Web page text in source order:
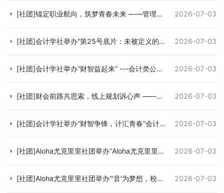
[社团]锚定职业航向，筑梦青春未来 ——管理学院会计学社线上职业规划比赛顺利举办 2026-07-03
[社团]会计学社举办“第25号底片：未被定义的你”——《白日梦想家》主题观影活动 2026-07-03
[社团]会计学社举办“财智益起来” ---会计类公益活动策划书大比拼活动 2026-07-03
[社团]财会前路共思索，线上规划诉心声 ——管理学院会计学社线上财会职业规划活动顺利... 2026-07-03
[社团]会计学社举办“财智争锋，计汇青春”会计知识竞赛 2026-07-03
[社团]Aloha尤克里里社团举办“Aloha尤克里里社团八周年生日会” 2026-07-03
[社团]Aloha尤克里里社团举办“‘音’为梦想，校园K歌大赛” 2026-07-03